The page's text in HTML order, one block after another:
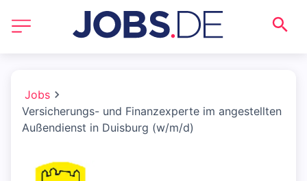
Jobs
Versicherungs- und Finanzexperte im angestellten
Außendienst in Duisburg (w/m/d)